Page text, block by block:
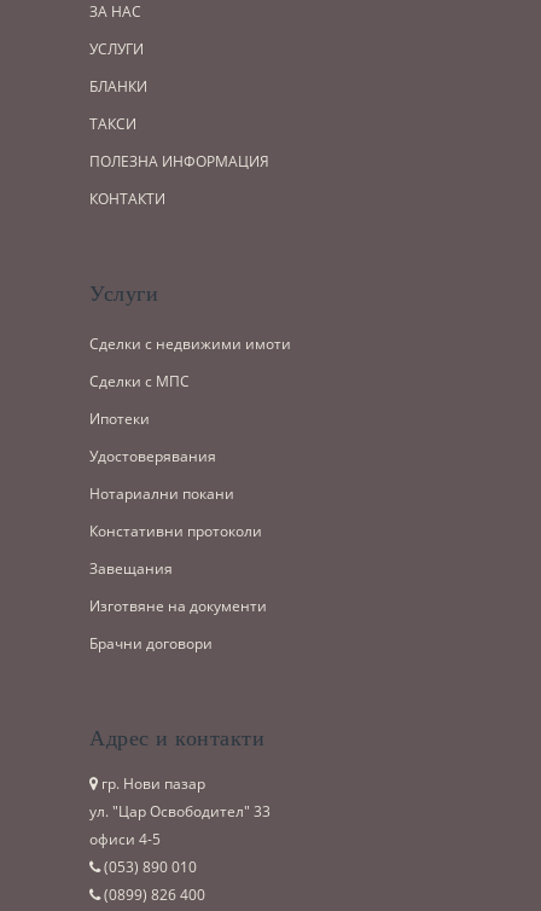
ЗА НАС
УСЛУГИ
БЛАНКИ
ТАКСИ
ПОЛЕЗНА ИНФОРМАЦИЯ
КОНТАКТИ
Услуги
Сделки с недвижими имоти
Сделки с МПС
Ипотеки
Удостоверявания
Нотариални покани
Констативни протоколи
Завещания
Изготвяне на документи
Брачни договори
Адрес и контакти
гр. Нови пазар
ул. "Цар Освободител" 33
офиси 4-5
(053)­ 890 010
(0899)­ 826 400